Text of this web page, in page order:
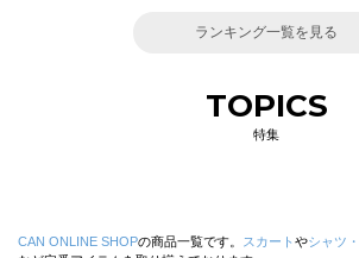
ランキング一覧を見る
TOPICS
特集
CAN ONLINE SHOPの商品一覧です。 スカート やシャツ